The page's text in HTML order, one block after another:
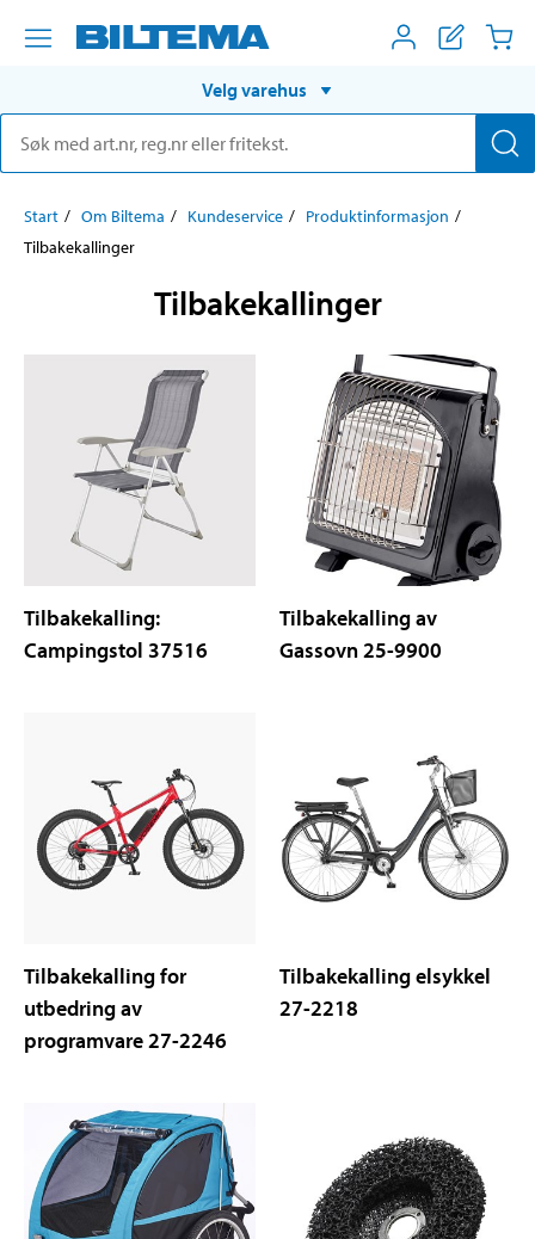
Velg varehus
Start Om Biltema Kundeservice
Produktinformasjon
Tilbakekallinger
Tilbakekallinger
Tilbakekalling:
Campingstol 37516
Tilbakekalling av
Gassovn 25-9900
Tilbakekalling for
utbedring av
programvare 27-2246
Tilbakekalling elsykkel
27-2218